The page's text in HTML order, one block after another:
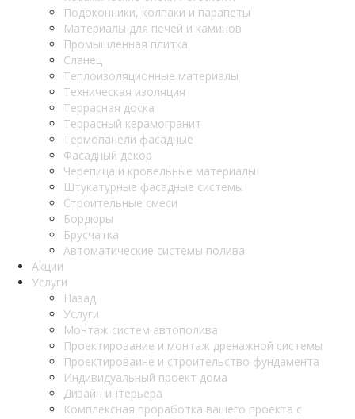
Подоконники, колпаки и парапеты
Материалы для печей и каминов
Промышленная плитка
Сланец
Теплоизоляционные материалы
Техническая изоляция
Террасная доска
Террасный керамогранит
Термопанели фасадные
Фасадный декор
Черепица и кровельные материалы
Штукатурные фасадные системы
Строительные смеси
Бордюры
Брусчатка
Автоматические системы полива
Акции
Услуги
Назад
Услуги
Монтаж систем автополива
Проектирование и монтаж дренажной системы
Проектироваине и строительство фундамента
Индивидуальный проект дома
Дизайн интерьера
Комплексная проработка вашего проекта с